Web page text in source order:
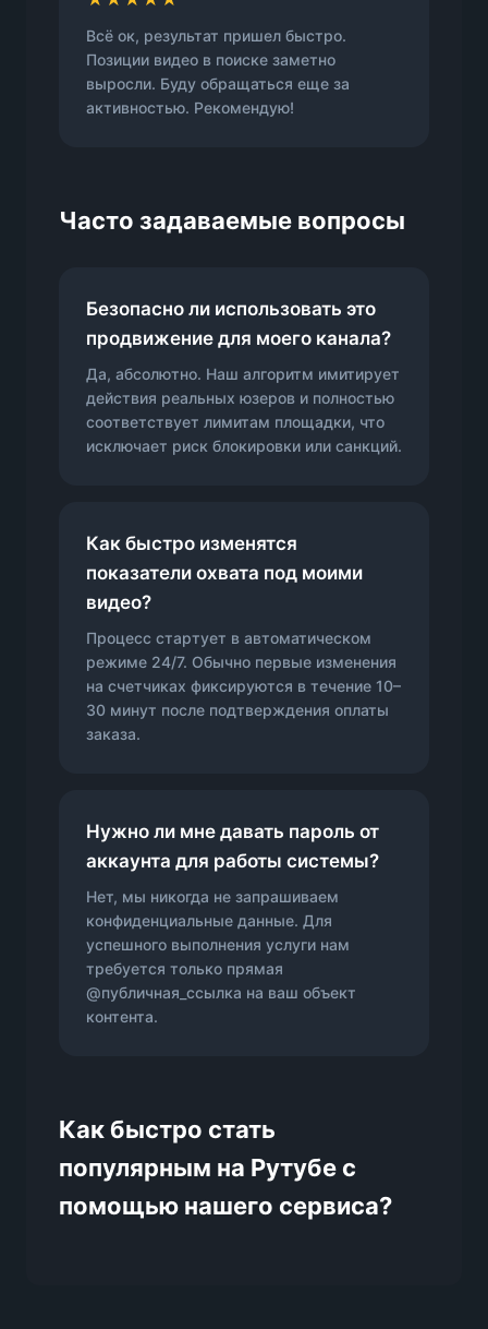
Всё ок, результат пришел быстро.
Позиции видео в поиске заметно
выросли. Буду обращаться еще за
активностью. Рекомендую!
Часто задаваемые вопросы
Безопасно ли использовать это
продвижение для моего канала?
Да, абсолютно. Наш алгоритм имитирует
действия реальных юзеров и полностью
соответствует лимитам площадки, что
исключает риск блокировки или санкций.
Как быстро изменятся
показатели охвата под моими
видео?
Процесс стартует в автоматическом
режиме 24/7. Обычно первые изменения
на счетчиках фиксируются в течение 10–
30 минут после подтверждения оплаты
заказа.
Нужно ли мне давать пароль от
аккаунта для работы системы?
Нет, мы никогда не запрашиваем
конфиденциальные данные. Для
успешного выполнения услуги нам
требуется только прямая
@публичная_ссылка на ваш объект
контента.
Как быстро стать
популярным на Рутубе с
помощью нашего сервиса?